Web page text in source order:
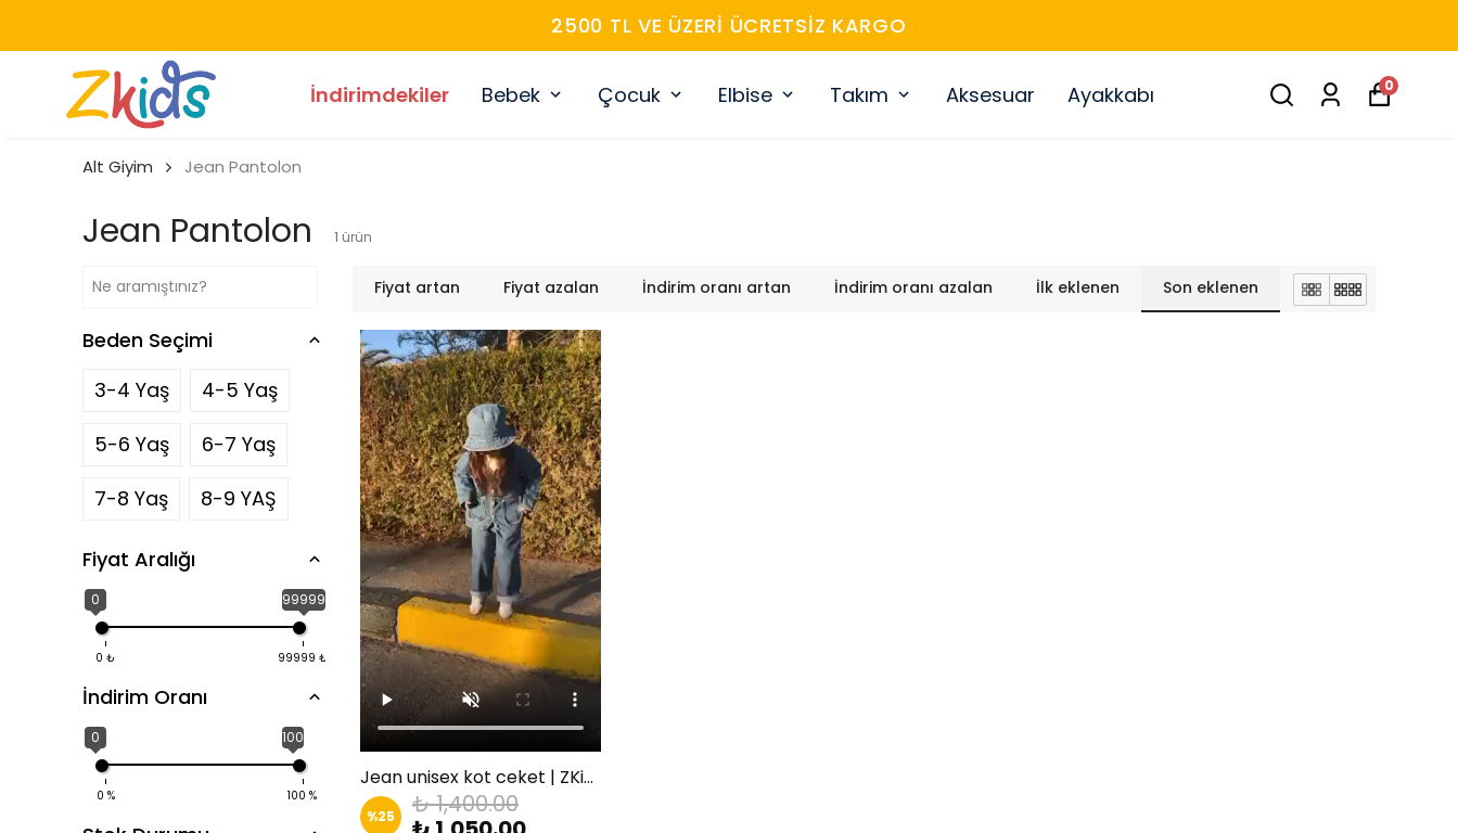
2500 TL VE ÜZERİ ÜCRETSİZ KARGO
İndirimdekiler Bebek Çocuk Elbise Takım Aksesuar Ayakkabı 0
Alt Giyim Jean Pantolon
Jean Pantolon 1 ürün
Fiyat artan Fiyat azalan İndirim oranı artan İndirim oranı azalan İlk eklenen Son eklenen
Beden Seçimi
3-4 Yaş
4-5 Yaş
5-6 Yaş
6-7 Yaş
7-8 Yaş
8-9 YAŞ
Fiyat Aralığı
0 99999
0 ₺ 99999 ₺
İndirim Oranı
0 100
0 % 100 %
Jean unisex kot ceket | ZKids
%25
₺ 1,400.00